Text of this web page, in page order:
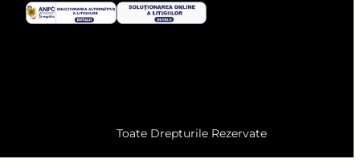
Toate Drepturile Rezervate